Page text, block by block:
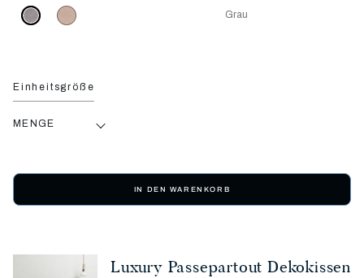
Grau
Einheitsgröße
MENGE
IN DEN WARENKORB
Luxury Passepartout Dekokissen